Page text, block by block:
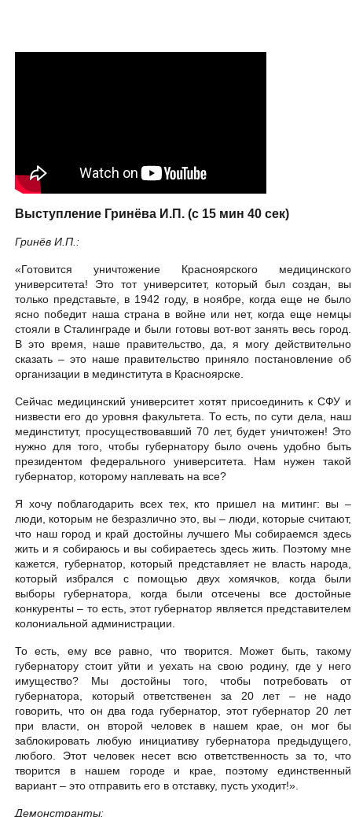
Выступление Гринёва И.П. (с 15 мин 40 сек)
Гринёв И.П.:
«Готовится уничтожение Красноярского медицинского
университета! Это тот университет, который был создан, вы
только представьте, в 1942 году, в ноябре, когда еще не было
ясно победит наша страна в войне или нет, когда еще немцы
стояли в Сталинграде и были готовы вот-вот занять весь город.
В это время, наше правительство, да, я могу действительно
сказать – это наше правительство приняло постановление об
организации в мединститута в Красноярске.
Сейчас медицинский университет хотят присоединить к СФУ и
низвести его до уровня факультета. То есть, по сути дела, наш
мединститут, просуществовавший 70 лет, будет уничтожен! Это
нужно для того, чтобы губернатору было очень удобно быть
президентом федерального университета. Нам нужен такой
губернатор, которому наплевать на все?
Я хочу поблагодарить всех тех, кто пришел на митинг: вы –
люди, которым не безразлично это, вы – люди, которые считают,
что наш город и край достойны лучшего Мы собираемся здесь
жить и я собираюсь и вы собираетесь здесь жить. Поэтому мне
кажется, губернатор, который представляет не власть народа,
который избрался с помощью двух хомячков, когда были
выборы губернатора, когда были отсечены все достойные
конкуренты – то есть, этот губернатор является представителем
колониальной администрации.
То есть, ему все равно, что творится. Может быть, такому
губернатору стоит уйти и уехать на свою родину, где у него
имущество? Мы достойны того, чтобы потребовать от
губернатора, который ответственен за 20 лет – не надо
говорить, что он два года губернатор, этот губернатор 20 лет
при власти, он второй человек в нашем крае, он мог бы
заблокировать любую инициативу губернатора предыдущего,
любого. Этот человек несет всю ответственность за то, что
творится в нашем городе и крае, поэтому единственный
вариант – это отправить его в отставку, пусть уходит!».
Демонстранты: